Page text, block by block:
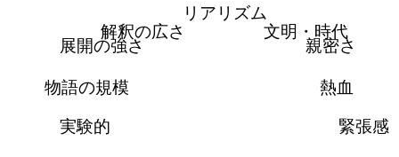
リアリズム
文明・時代
親密さ
熱血
緊張感
実験的
物語の規模
展開の強さ
解釈の広さ